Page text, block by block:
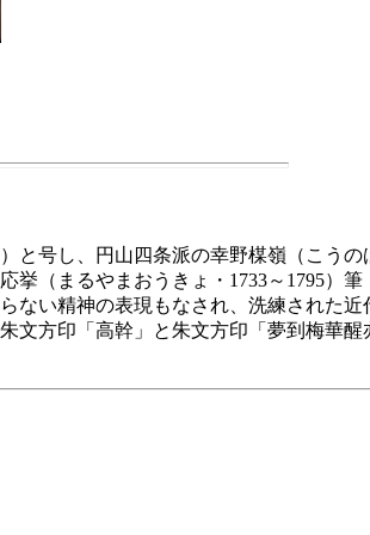
号し、円山四条派の幸野楳嶺（こうの
挙（まるやまおうきょ・1733～1795）筆
ない精神の表現もなされ、洗練された近
方印「高幹」と朱文方印「夢到梅華醒